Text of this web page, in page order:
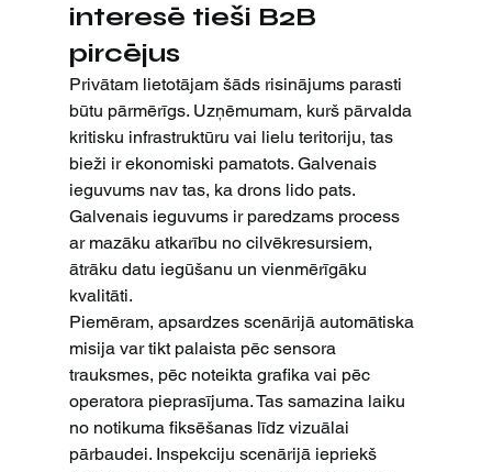
interesē tieši B2B
pircējus
Privātam lietotājam šāds risinājums parasti
būtu pārmērīgs. Uzņēmumam, kurš pārvalda
kritisku infrastruktūru vai lielu teritoriju, tas
bieži ir ekonomiski pamatots. Galvenais
ieguvums nav tas, ka drons lido pats.
Galvenais ieguvums ir paredzams process
ar mazāku atkarību no cilvēkresursiem,
ātrāku datu iegūšanu un vienmērīgāku
kvalitāti.
Piemēram, apsardzes scenārijā automātiska
misija var tikt palaista pēc sensora
trauksmes, pēc noteikta grafika vai pēc
operatora pieprasījuma. Tas samazina laiku
no notikuma fiksēšanas līdz vizuālai
pārbaudei. Inspekciju scenārijā iepriekš